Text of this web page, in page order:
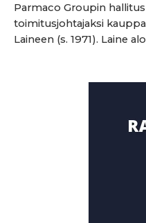
Parmaco Groupin
toimitusjohtajaksi
Laineen (s. 1971). Laine